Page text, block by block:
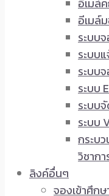
อีเมล์
อีเมล์
ระบบ
ระบบ
ระบบ
ระบบ
ระบบ
ระบบ
กระบ
วิชาก
ลิงค์อื่นๆ
จองเข้าศึก